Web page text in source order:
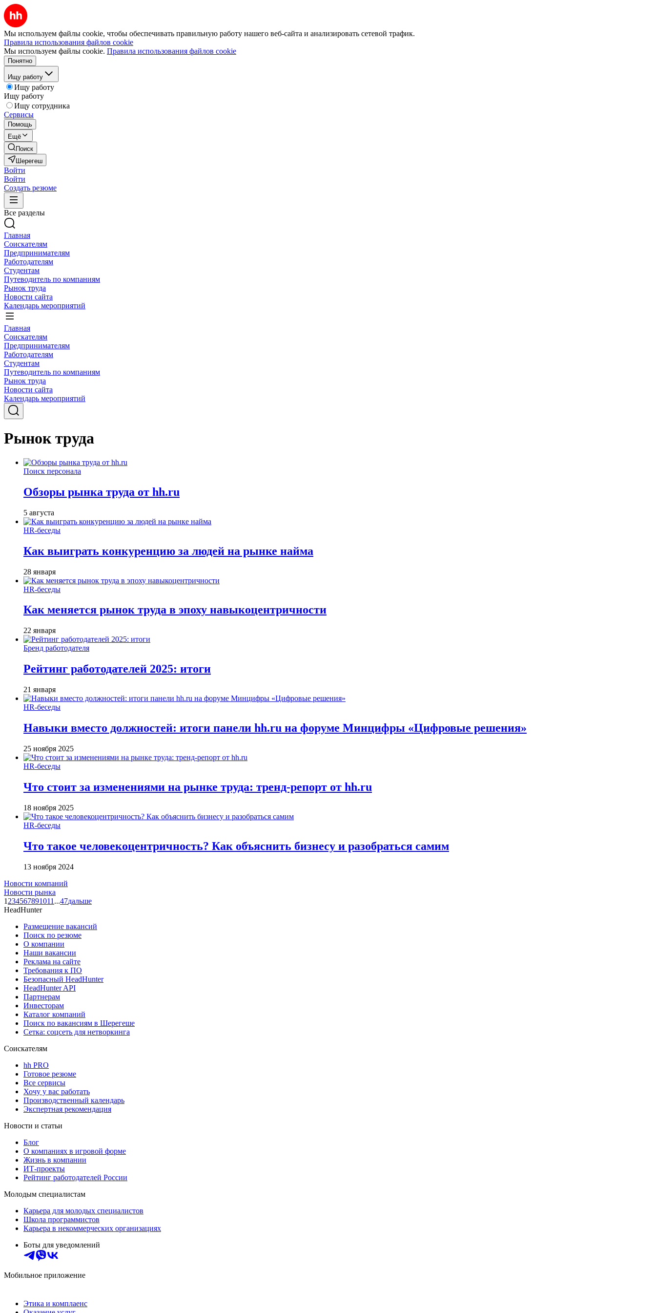
Мы используем файлы cookie, чтобы обеспечивать правильную работу нашего веб-сайта и анализировать сетевой трафик.
Правила использования файлов cookie
Мы используем файлы cookie. Правила использования файлов cookie
Понятно
Ищу работу
Ищу работу
Ищу работу
Ищу сотрудника
Сервисы
Помощь
Ещё
Поиск
Шерегеш
Войти
Войти
Создать резюме
Все разделы
Главная
Соискателям
Предпринимателям
Работодателям
Студентам
Путеводитель по компаниям
Рынок труда
Новости сайта
Календарь мероприятий
Главная
Соискателям
Предпринимателям
Работодателям
Студентам
Путеводитель по компаниям
Рынок труда
Новости сайта
Календарь мероприятий
Рынок труда
Поиск персонала
Обзоры рынка труда от hh.ru
5 августа
HR-беседы
Как выиграть конкуренцию за людей на рынке найма
28 января
HR-беседы
Как меняется рынок труда в эпоху навыкоцентричности
22 января
Бренд работодателя
Рейтинг работодателей 2025: итоги
21 января
HR-беседы
Навыки вместо должностей: итоги панели hh.ru на форуме Минцифры «Цифровые решения»
25 ноября 2025
HR-беседы
Что стоит за изменениями на рынке труда: тренд-репорт от hh.ru
18 ноября 2025
HR-беседы
Что такое человеко­центричность? Как объяснить бизнесу и разобраться самим
13 ноября 2024
Новости компаний
Новости рынка
1 234567891011 ...47дальше
HeadHunter
Размещение вакансий
Поиск по резюме
О компании
Наши вакансии
Реклама на сайте
Требования к ПО
Безопасный HeadHunter
HeadHunter API
Партнерам
Инвесторам
Каталог компаний
Поиск по вакансиям в Шерегеше
Сетка: соцсеть для нетворкинга
Соискателям
hh PRO
Готовое резюме
Все сервисы
Хочу у вас работать
Производственный календарь
Экспертная рекомендация
Новости и статьи
Блог
О компаниях в игровой форме
Жизнь в компании
ИТ-проекты
Рейтинг работодателей России
Молодым специалистам
Карьера для молодых специалистов
Школа программистов
Карьера в некоммерческих организациях
Боты для уведомлений
Мобильное приложение
Этика и комплаенс